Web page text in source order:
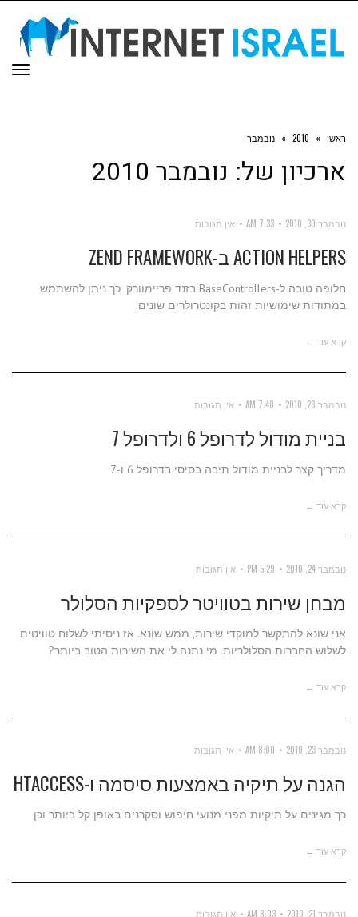
ראשי »
2010
» נובמבר
ארכיון של: נובמבר 2010
נובמבר 30, 2010 7:33 AM אין תגובות
ACTION HELPERS ב-ZEND FRAMEWORK
חלופה טובה ל-BaseControllers בזנד פריימוורק. כך ניתן להשתמש
במתודות שימושיות זהות בקונטרולרים שונים.
קרא עוד ←
נובמבר 28, 2010 7:48 AM אין תגובות
בניית מודול לדרופל 6 ולדרופל 7
מדריך קצר לבניית מודול תיבה בסיסי בדרופל 6 ו-7
קרא עוד ←
נובמבר 24, 2010 5:29 PM אין תגובות
מבחן שירות בטוויטר לספקיות הסלולר
אני שונא להתקשר למוקדי שירות, ממש שונא. אז ניסיתי לשלוח טוויטים
לשלוש החברות הסלולריות. מי נתנה לי את השירות הטוב ביותר?
קרא עוד ←
נובמבר 23, 2010 8:00 AM אין תגובות
הגנה על תיקיה באמצעות סיסמה ו-HTACCESS
כך מגינים על תיקיות מפני מנועי חיפוש וסקרנים באופן קל ביותר וכן
קרא עוד ←
נובמבר 21, 2010 8:03 AM אין תגובות